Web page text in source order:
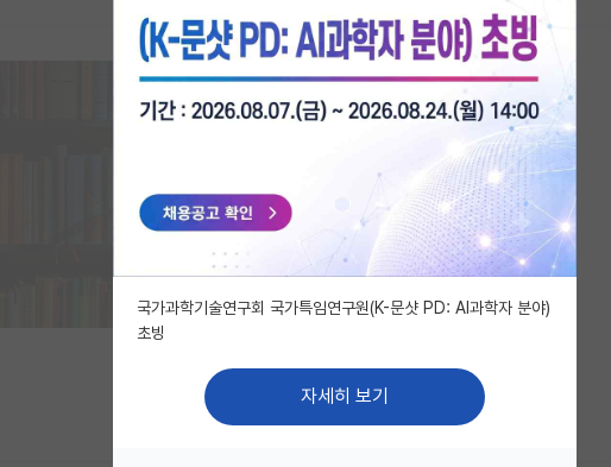
국가과학기술연구회 국가특임연구원(K-문샷 PD: AI과학자 분야)
초빙
자세히 보기